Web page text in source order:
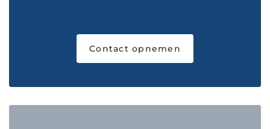
Contact opnemen